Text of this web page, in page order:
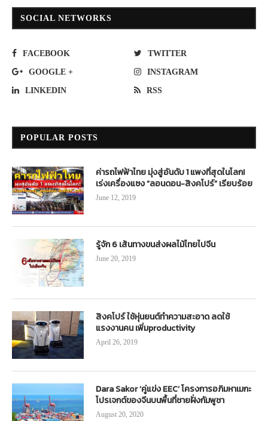
SOCIAL NETWORKS
FACEBOOK TWITTER
GOOGLE + INSTAGRAM
LINKEDIN RSS
POPULAR POSTS
ค่ารถไฟฟ้าไทย มุ่งสู่อันดับ 1 แพงที่สุดในโลก!
เร่งเครื่องแซง “ลอนดอน-สิงคโปร์” เรียบร้อย
June 12, 2019
รู้จัก 6 เส้นทางขนส่งผลไม้ไทยไปจีน
June 20, 2019
สิงคโปร์ ใช้หุ่นยนต์ทำความสะอาด ลดใช้
แรงงานคน เพิ่มproductivity
April 26, 2019
Dara Sakor ‘คู่แข่ง EEC’ โครงการอภิมหาเมกะ
โปรเจกต์ของจีนบนพื้นที่ชายฝั่งกัมพูชา
August 20, 2020